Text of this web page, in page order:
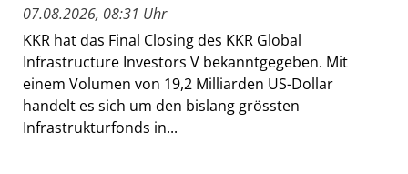
07.08.2026, 08:31 Uhr
KKR hat das Final Closing des KKR Global
Infrastructure Investors V bekanntgegeben. Mit
einem Volumen von 19,2 Milliarden US-Dollar
handelt es sich um den bislang grössten
Infrastrukturfonds in...